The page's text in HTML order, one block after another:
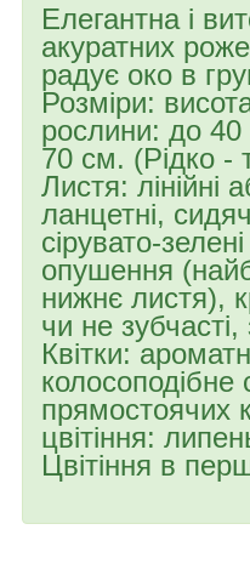
Елегантна і
акуратних
радує око в
Розміри:
рослини: до
70 см. (Рідко -
Листя: лінійні
ланцетні,
сірувато-
опушення
нижнє листя),
чи не зубчасті,
Квітки:
колосоподібне
прямостоячих
цвітіння:
Цвітіння в